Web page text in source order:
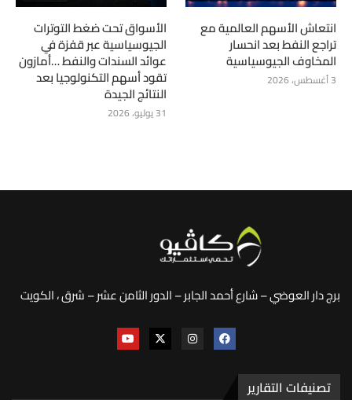
انتعاش الأسهم العالمية مع
تراجع النفط بعد انحسار
المخاوف الجيوسياسية
3 أغسطس، 2026
الأسواق تحت ضغط التوترات
الجيوسياسية عبر قفزة في
عوائد السندات والنفط …أمازون
تقود أسهم التكنولوجيا بعد
النتائج الجيدة
31 يوليو، 2026
برج دار العوضي – شارع أحمد الجابر – الدور الثامن عشر – شرق ، الكويت
تصنيفات التقارير